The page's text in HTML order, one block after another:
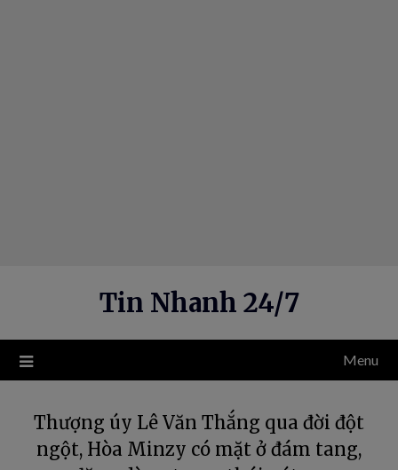
Tin Nhanh 24/7
Menu
Thượng úy Lê Văn Thắng qua đời đột
ngột, Hòa Minzy có mặt ở đám tang,